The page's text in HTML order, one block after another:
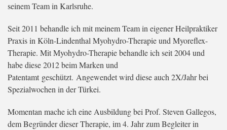
seinem Team in Karlsruhe.
Seit 2011 behandle ich mit meinem Team in eigener Heilpraktiker
Praxis in Köln-Lindenthal Myohydro-Therapie und Myoreflex-
Therapie. Mit Myohydro-Therapie behandle ich seit 2004 und
habe diese 2012 beim Marken und
Patentamt geschützt. Angewendet wird diese auch 2X/Jahr bei
Spezialwochen in der Türkei.
Momentan mache ich eine Ausbildung bei Prof. Steven Gallegos,
dem Begründer dieser Therapie, im 4. Jahr zum Begleiter in